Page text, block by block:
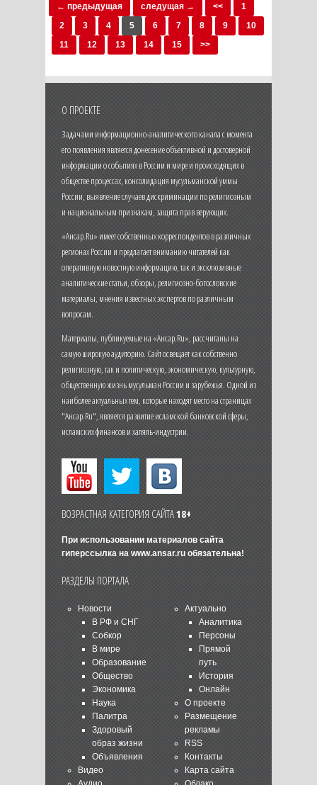
← предыдущая следущая → <<
1
2
3 4 5 6 7 8 9
10
11
12 13 14 15 >>
О ПРОЕКТЕ
Задачами информационно-аналитического канала с момента
его появления является донесение объективной и достоверной
информации о событиях в России и мире и происходящих в
обществе процессах, консолидация мусульманской уммы
России, выявление случаев дискриминации по религиозным
и национальным признакам, защита прав верующих.
«Ансар.Ru» имеет собственных корреспондентов в различных
регионах России и предлагает вниманию читателей как
оперативную новостную информацию, так и эксклюзивные
аналитические статьи, обзоры, религиозно-богословские
материалы, мнения известных экспертов по различным
вопросам.
Материалы, публикуемые на «Ансар.Ru», рассчитаны на
самую широкую аудиторию. Сайт освещает как собственно
религиозную, так и политическую, экономическую, культурную,
общественную жизнь мусульман России и зарубежья. Одной из
наиболее актуальных тем, которые находят место на страницах
"Ансар.Ru", является развитие исламской банковской сферы,
исламских финансов и халяль-индустрии.
ВОЗРАСТНАЯ КАТЕГОРИЯ САЙТА18+
При использовании материалов сайта
гиперссылка на www.ansar.ruобязательна!
РАЗДЕЛЫ ПОРТАЛА
Новости
В РФ и СНГ
Собкор
В мире
Образование
Общество
Экономика
Наука
Палитра
Здоровый
образ жизни
Объявления
Видео
Актуально
Аналитика
Персоны
Прямой
путь
История
Онлайн
О проекте
Размещение
рекламы
RSS
Контакты
Карта сайта